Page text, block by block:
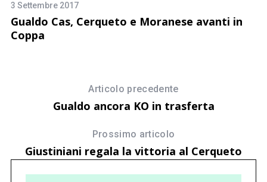
3 Settembre 2017
Gualdo Cas, Cerqueto e Moranese avanti in
Coppa
Articolo precedente
Gualdo ancora KO in trasferta
Prossimo articolo
Giustiniani regala la vittoria al Cerqueto